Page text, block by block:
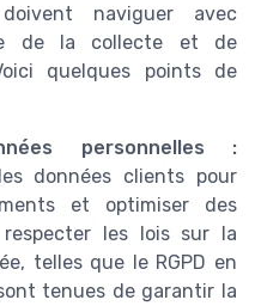
naviguer avec
de la collecte et de
quelques points de
personnelles :
données clients pour
et optimiser des
les lois sur la
telles que le RGPD en
tenues de garantir la